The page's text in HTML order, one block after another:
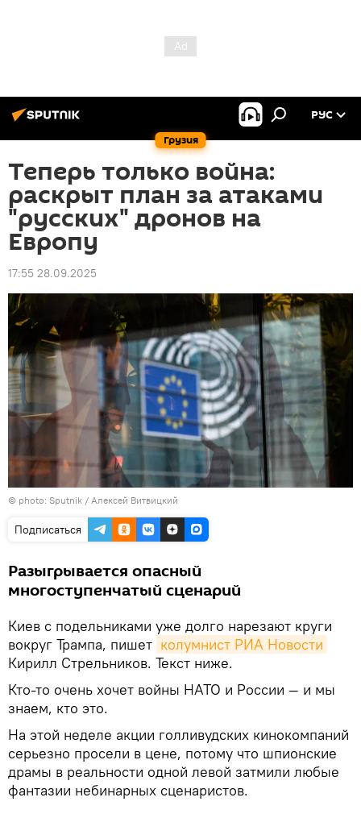
Грузия
РУС
Теперь только война:
раскрыт план за атаками
"русских" дронов на
Европу
17:55 28.09.2025
© photo: Sputnik / Алексей Витвицкий
Подписаться
Разыгрывается опасный
многоступенчатый сценарий
Киев с подельниками уже долго нарезают круги
вокруг Трампа, пишет колумнист РИА Новости
Кирилл Стрельников. Текст ниже.
Кто-то очень хочет войны НАТО и России — и мы
знаем, кто это.
На этой неделе акции голливудских кинокомпаний
серьезно просели в цене, потому что шпионские
драмы в реальности одной левой затмили любые
фантазии небинарных сценаристов.